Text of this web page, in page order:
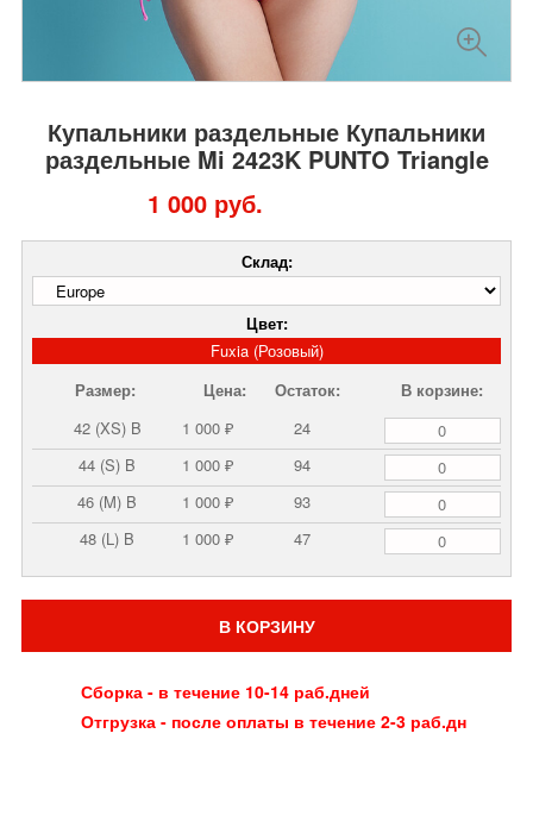
Купальники раздельные Купальники
раздельные Mi 2423K PUNTO Triangle
1 000 руб.
Склад:
Цвет:
Fuxia (Розовый)
Размер:
Цена: Остаток:
В корзине:
42 (XS) B
1 000 ₽
24
44 (S) B
1 000 ₽
94
46 (M) B
1 000 ₽
93
48 (L) B
1 000 ₽ 47
В КОРЗИНУ
Сборка - в течение 10-14 раб.дней
Отгрузка - после оплаты в течение 2-3 раб.дн